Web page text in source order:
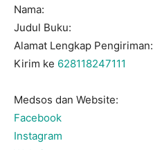
Nama:
Judul Buku:
Alamat Lengkap Pengiriman:
Kirim ke 628118247111
Medsos dan Website:
Facebook
Instagram